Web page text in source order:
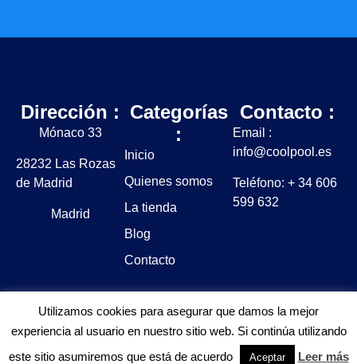
Dirección :
Mónaco 33
28232 Las Rozas
de Madrid
Madrid
Categorías
:
Inicio
Quienes somos
La tienda
Blog
Contacto
Contacto :
Email :
info@coolpool.es
Teléfono: + 34 606
599 632
Aviso legal y Política de privacidad Política de cookies
Utilizamos cookies para asegurar que damos la mejor
experiencia al usuario en nuestro sitio web. Si continúa utilizando
este sitio asumiremos que está de acuerdo
Aceptar Leer más